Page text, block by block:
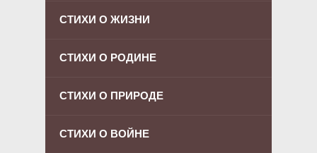
СТИХИ О ЖИЗНИ
СТИХИ О РОДИНЕ
СТИХИ О ПРИРОДЕ
СТИХИ О ВОЙНЕ